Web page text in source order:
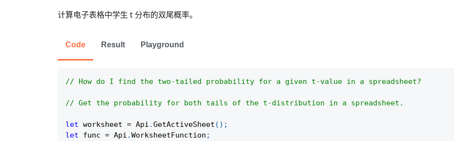
计算电子表格中学生 t 分布的双尾概率。
Code Result Playground
// How do I find the two-tailed probability for a given t-value in a spreadsheet?
// Get the probability for both tails of the t-distribution in a spreadsheet.
let worksheet = Api .GetActiveSheet ( ) ;
let func = Api .WorksheetFunction ;